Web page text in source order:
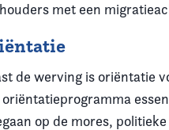
met een
de werving is oriëntatie
oriëntatieprogramma
op de mores,